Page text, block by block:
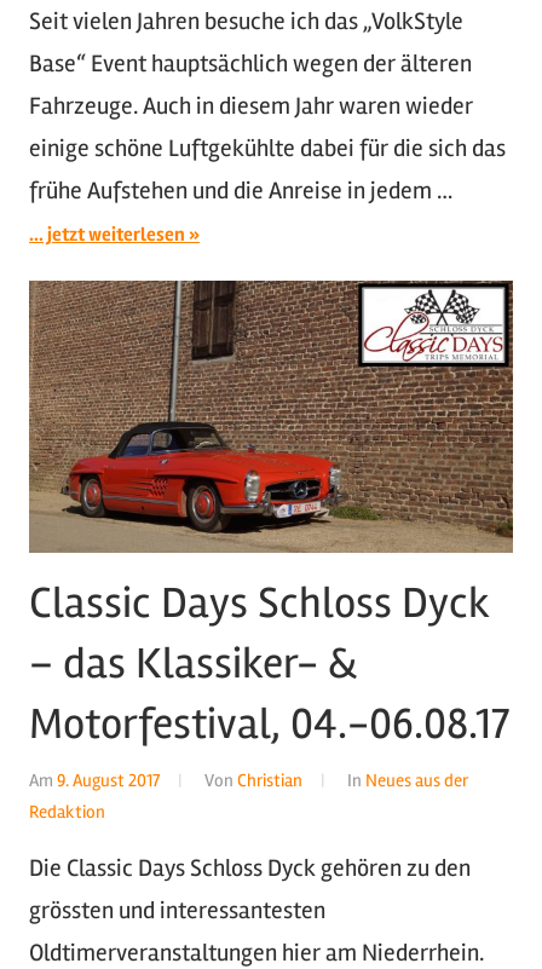
Seit vielen Jahren besuche ich das „VolkStyle
Base“ Event hauptsächlich wegen der älteren
Fahrzeuge. Auch in diesem Jahr waren wieder
einige schöne Luftgekühlte dabei für die sich das
frühe Aufstehen und die Anreise in jedem …
... jetzt weiterlesen
Classic Days Schloss Dyck
– das Klassiker- &
Motorfestival, 04.-06.08.17
Am 9. August 2017 Von Christian In Neues aus der
Redaktion
Die Classic Days Schloss Dyck gehören zu den
grössten und interessantesten
Oldtimerveranstaltungen hier am Niederrhein.